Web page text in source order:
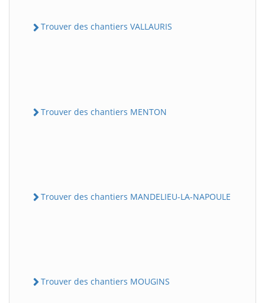
Trouver des chantiers VALLAURIS
Trouver des chantiers MENTON
Trouver des chantiers MANDELIEU-LA-NAPOULE
Trouver des chantiers MOUGINS